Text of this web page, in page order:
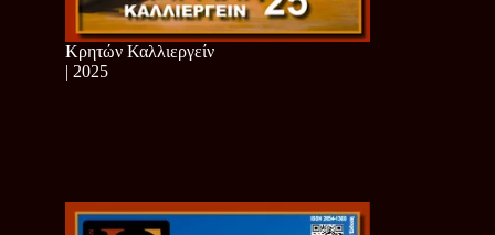
Κρητών Καλλιεργείν
| 2025